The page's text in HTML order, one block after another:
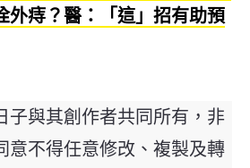
外痔？醫：「這」招有助預
子與其創作者共同所有，非
意不得任意修改、複製及轉